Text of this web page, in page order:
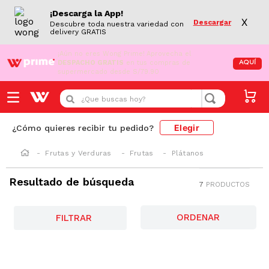
¡Descarga la App!
Descubre toda nuestra variedad con
delivery GRATIS
Descargar X
¡Aún no eres Wong Prime! Aprovecha el
DESPACHO GRATIS en tus compras de
supermercado desde S/79.90
AQUÍ
¿Que buscas hoy?
¿Cómo quieres recibir tu pedido? Elegir
Frutas y Verduras Frutas Plátanos
Resultado de búsqueda 7 PRODUCTOS
FILTRAR